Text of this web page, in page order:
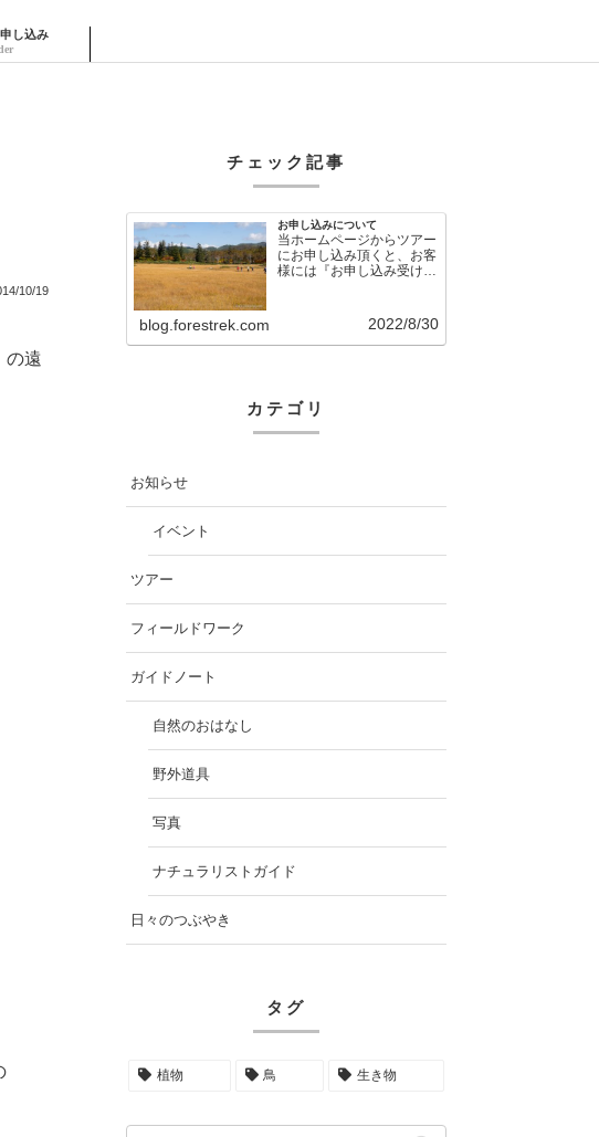
し込み
10/19
の遠
チェック記事
お申し込みについて
当ホームページからツアー
にお申し込み頂くと、お客
様には『お申し込み受け付
blog.forestrek.com 2022/8/30
カテゴリ
お知らせ
イベント
ツアー
フィールドワーク
ガイドノート
自然のおはなし
野外道具
写真
ナチュラリストガイド
日々のつぶやき
タグ
植物 鳥 生き物